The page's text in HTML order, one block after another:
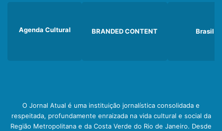
Agenda Cultural BRANDED CONTENT Brasil
O Jornal Atual é uma instituição jornalística consolidada e
respeitada, profundamente enraizada na vida cultural e social da
Região Metropolitana e da Costa Verde do Rio de Janeiro. Desde